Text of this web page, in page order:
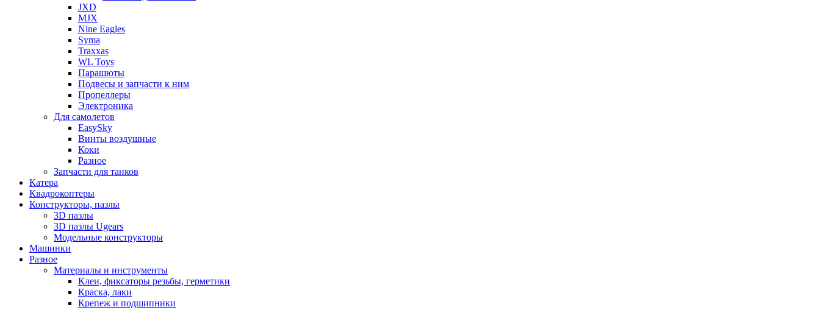
JXD
MJX
Nine Eagles
Syma
Traxxas
WL Toys
Парашюты
Подвесы и запчасти к ним
Пропеллеры
Электроника
Для самолетов
EasySky
Винты воздушные
Коки
Разное
Запчасти для танков
Катера
Квадрокоптеры
Конструкторы, пазлы
3D пазлы
3D пазлы Ugears
Модельные конструкторы
Машинки
Разное
Материалы и инструменты
Клеи, фиксаторы резьбы, герметики
Краска, лаки
Крепеж и подшипники